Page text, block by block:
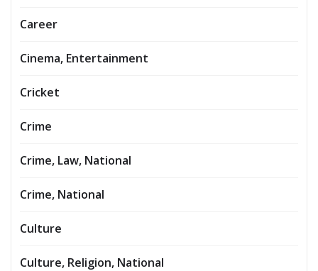
Career
Cinema, Entertainment
Cricket
Crime
Crime, Law, National
Crime, National
Culture
Culture, Religion, National